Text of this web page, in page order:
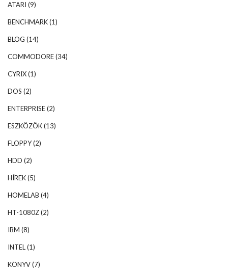
ATARI (9)
BENCHMARK(1)
BLOG (14)
COMMODORE(34)
CYRIX(1)
DOS (2)
ENTERPRISE(2)
ESZKÖZÖK(13)
FLOPPY(2)
HDD (2)
HÍREK(5)
HOMELAB (4)
HT-1080Z(2)
IBM (8)
INTEL(1)
KÖNYV(7)